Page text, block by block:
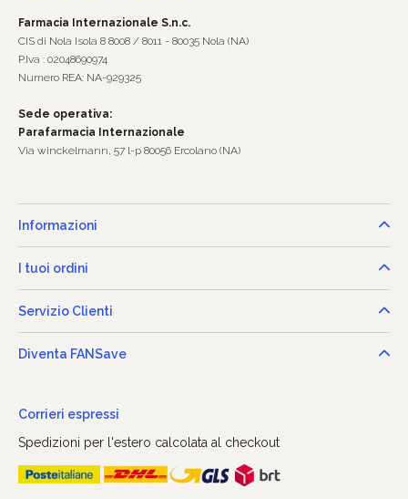
Farmacia Internazionale S.n.c.
CIS di Nola Isola 8 8008 / 8011 - 80035 Nola (NA)
P.Iva : 02048690974
Numero REA: NA-929325
Sede operativa:
Parafarmacia Internazionale
Via winckelmann, 57 l-p 80056 Ercolano (NA)
Informazioni
I tuoi ordini
Servizio Clienti
Diventa FANSave
Corrieri espressi
Spedizioni per l'estero calcolata al checkout